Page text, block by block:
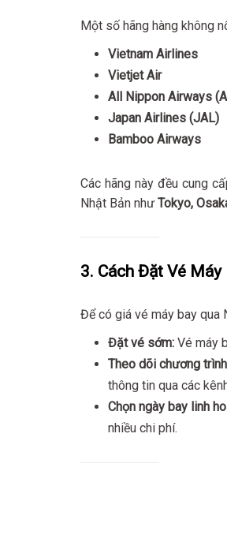
Một số hãng hàng không
Vietnam Airlines
Vietjet Air
All Nippon Airways
Japan Airlines (JAL)
Bamboo Airways
Các hãng này đều cung
Nhật Bản như Tokyo,
3. Cách Đặt Vé
Để có giá vé máy bay qua
Đặt vé sớm: Vé máy
Theo dõi chương
thông tin qua các
Chọn ngày bay linh
nhiều chi phí.